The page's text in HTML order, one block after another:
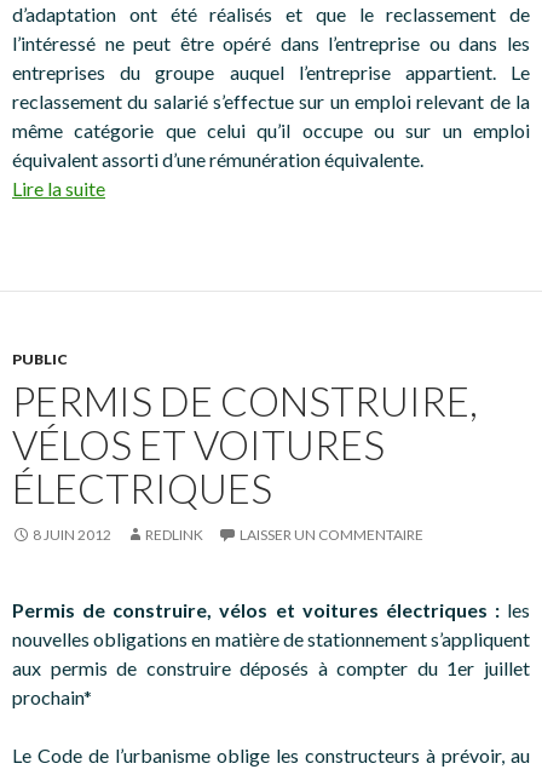
d’adaptation ont été réalisés et que le reclassement de
l’intéressé ne peut être opéré dans l’entreprise ou dans les
entreprises du groupe auquel l’entreprise appartient. Le
reclassement du salarié s’effectue sur un emploi relevant de la
même catégorie que celui qu’il occupe ou sur un emploi
équivalent assorti d’une rémunération équivalente.
Lire la suite
PUBLIC
PERMIS DE CONSTRUIRE,
VÉLOS ET VOITURES
ÉLECTRIQUES
8 JUIN 2012 REDLINK LAISSER UN COMMENTAIRE
Permis de construire, vélos et voitures électriques :les
nouvelles obligations en matière de stationnement s’appliquent
aux permis de construire déposés à compter du 1er juillet
prochain*
Le Code de l’urbanisme oblige les constructeurs à prévoir, au